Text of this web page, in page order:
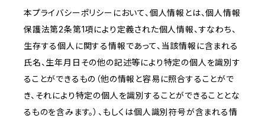
本プライバシーポリシーにおいて、個人情報とは、個人情報
保護法第2条第1項により定義された個人情報、すなわち、
生存する個人に関する情報であって、当該情報に含まれる
氏名、生年月日その他の記述等により特定の個人を識別す
ることができるもの（他の情報と容易に照合することがで
き、それにより特定の個人を識別することができることとな
るものを含みます。）、もしくは個人識別符号が含まれる情